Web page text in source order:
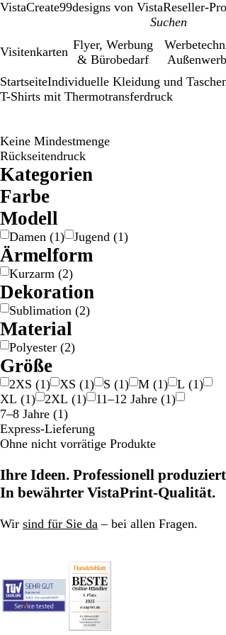
VistaCreate99designs von VistaReseller-
Visitenkarten
Flyer, Werbung
& Bürobedarf
StartseiteIndividuelle Kleidung und
T-Shirts mit Thermotransferdruck
Keine Mindestmenge
Rückseitendruck
Kategorien
Farbe
B
e
g
e
B
l
a
u
B
r
a
u
n
G
e
b
/
G
o
d
G
r
a
u
/
S
i
b
e
r
G
r
ü
n
L
i
a
O
r
a
n
g
e
R
o
a
R
o
S
c
h
w
a
r
z
W
e
ß
Modell
Damen (1) Jugend (1)
Ärmelform
Kurzarm (2)
Dekoration
Sublimation (2)
Material
Polyester (2)
Größe
2XS (1) XS (1) S (1) M (1) L (1)
XL (1) 2XL (1) 11–12 Jahre (1)
7–8 Jahre (1)
Express-Lieferung
Ohne nicht vorrätige Produkte
Ihre Ideen. Professionell
In bewährter VistaPrint-Qualität.
Wir sind für Sie da – bei allen Fragen.